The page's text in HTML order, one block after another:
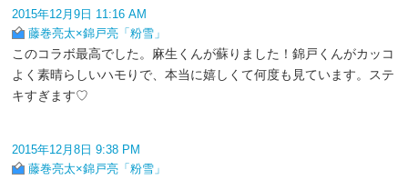
2015年12月9日 11:16 AM
藤巻亮太×錦戸亮「粉雪」
このコラボ最高でした。麻生くんが蘇りました！錦戸くんがカッコ
よく素晴らしいハモりで、本当に嬉しくて何度も見ています。ステ
キすぎます♡
2015年12月8日 9:38 PM
藤巻亮太×錦戸亮「粉雪」